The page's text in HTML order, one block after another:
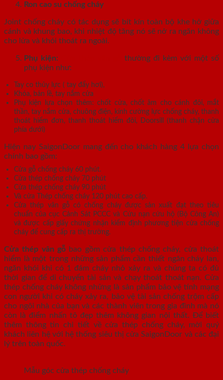
Ron cao su chống cháy
Joint chống cháy có tác dụng sẽ bít kín toàn bộ khe hở giữa
cánh và khung bao, khi nhiệt độ tăng nó sẽ nở ra ngăn không
cho lửa và khói thoát ra ngoài.
Phụ kiện:
thường đi kèm với một số
phụ kiện như:
Tay co thủy lực ( tay đẩy hơi),
Khóa, bản lề, tay nắm cửa
Phụ kiện lựa chọn thêm: chốt cửa, chốt âm cho cánh đôi, mắt
thần, tay nắm cửa, chuông điện, kính cường lực chống cháy, thanh
thoát hiểm đơn, thanh thoát hiểm đôi, Doorsill (thanh chặn cửa
phía dưới)
Hiện nay SaigonDoor mang đến cho khách hàng 4 lựa chọn
chính bao gồm:
Cửa gỗ chống cháy 60 phút.
Cửa thép chống cháy 70 phút
Cửa thép chống cháy 90 phút
Và cửa Thép chống cháy 120 phút cao cấp.
Cửa thép vân gỗ có chống cháy được sản xuất đạt theo tiêu
chuẩn của cục Cảnh Sát PCCC và Cứu nạn cứu hộ (Bộ Công An)
và được cấp giấy chứng nhận kiểm định phương tiện cửa chống
cháy để cung cấp ra thị trường.
Cửa thép vân gỗ bao gồm cửa thép chống cháy, cửa thoát
hiểm là một trong những sản phẩm cần thiết ngăn cháy lan,
ngăn khói khi có 1 đám cháy nhỏ xảy ra và chúng ta có đủ
thời gian để di chuyển tài sản và chạy thoát thoát nạn. Cửa
thép chống cháy không những là sản phẩm bảo vệ tính mạng
con người khi có cháy xảy ra, bảo vệ tài sản chống trộm cấp
cho ngôi nhà của bạn và các thành viên trong gia đình mà nó
còn là điểm nhấn tô đẹp thêm không gian nội thất. Để biết
thêm thông tin chi tiết về cửa thép chống cháy, mời quý
khách liên hệ với hệ thống siêu thị cửa SaigonDoor và các đại
lý trên toàn quốc.
Mẫu góc cửa thép chống cháy